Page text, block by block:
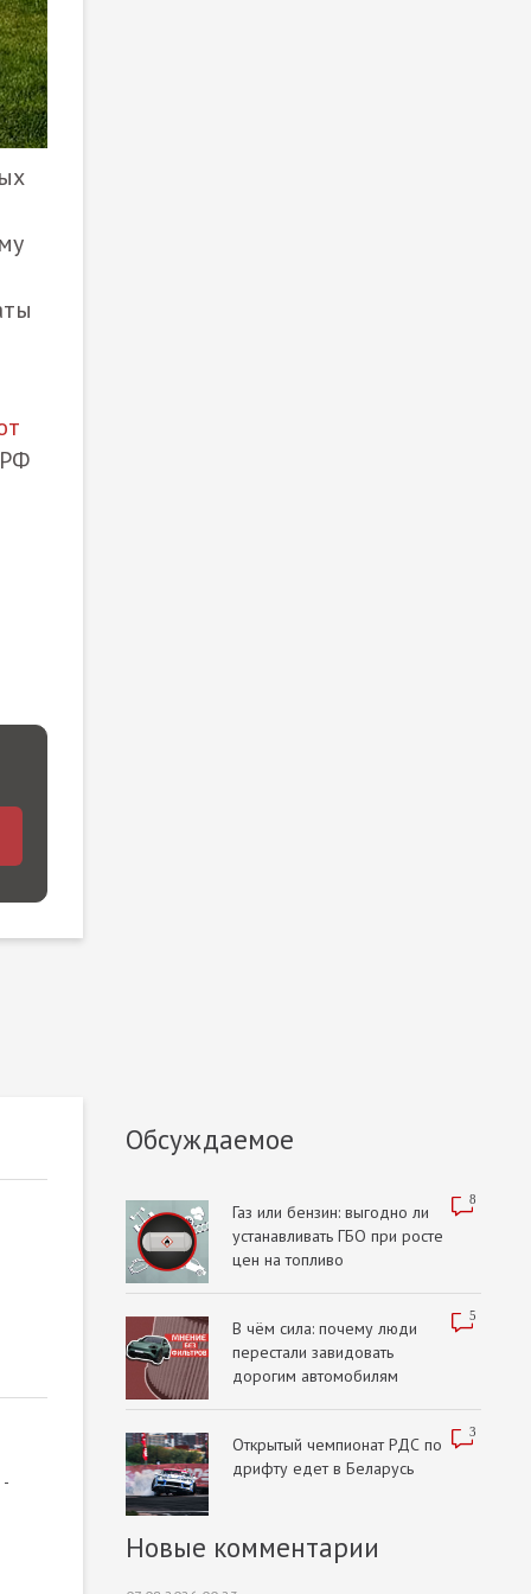
Обсуждаемое
8
Газ или бензин: выгодно ли
устанавливать ГБО при росте
цен на топливо
5
В чём сила: почему люди
перестали завидовать
дорогим автомобилям
3
Открытый чемпионат РДС по
дрифту едет в Беларусь
Новые комментарии